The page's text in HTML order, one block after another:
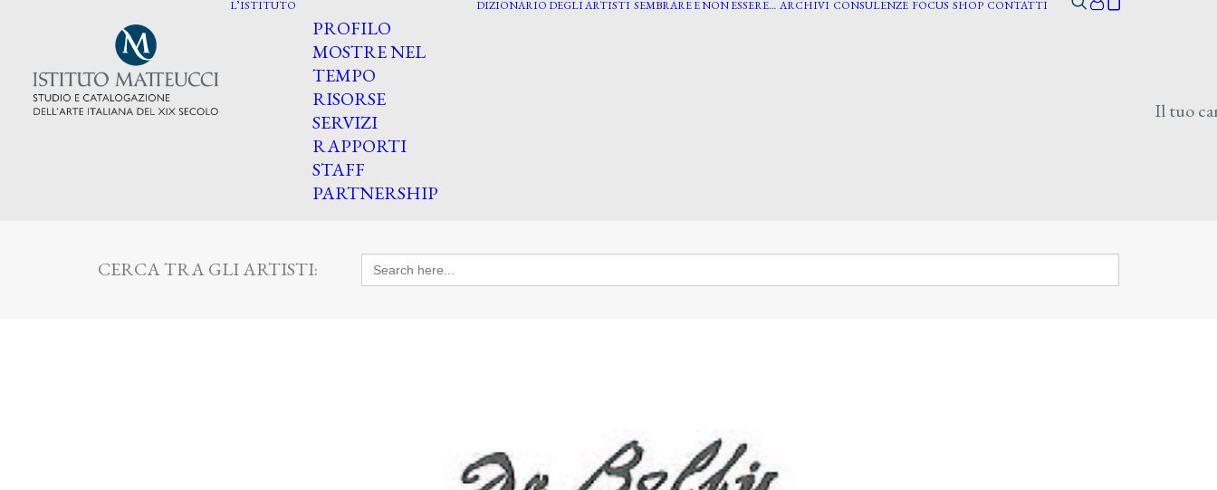
L’ISTITUTO
PROFILO
MOSTRE NEL
TEMPO
RISORSE
SERVIZI
RAPPORTI
STAFF
PARTNERSHIP
DIZIONARIO DEGLI ARTISTI SEMBRARE E NON ESSERE… ARCHIVI CONSULENZE FOCUS SHOP CONTATTI
Il tuo
CERCA TRA GLI ARTISTI: Search
for: